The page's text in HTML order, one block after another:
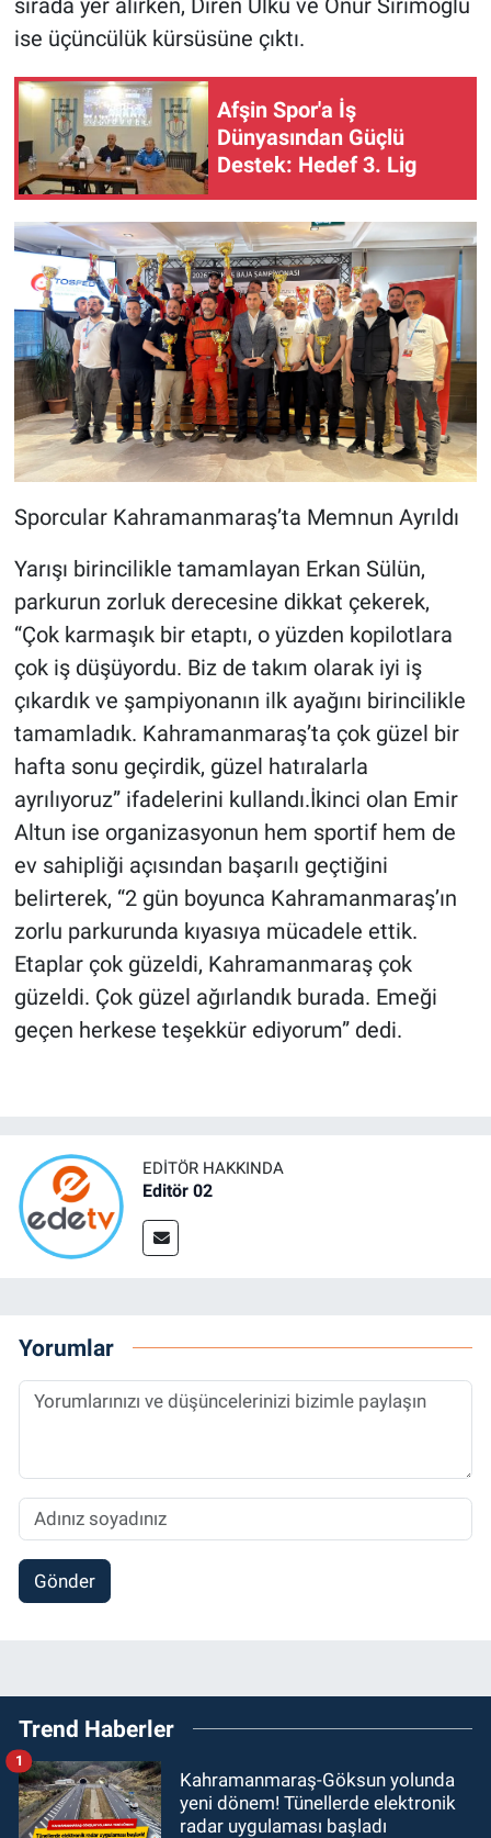
ise üçüncülük kürsüsüne çıktı.
Afşin Spor'a İş
Dünyasından Güçlü
Destek: Hedef 3. Lig
Sporcular Kahramanmaraş’ta Memnun Ayrıldı
Yarışı birincilikle tamamlayan Erkan Sülün,
parkurun zorluk derecesine dikkat çekerek,
“Çok karmaşık bir etaptı, o yüzden kopilotlara
çok iş düşüyordu. Biz de takım olarak iyi iş
çıkardık ve şampiyonanın ilk ayağını birincilikle
tamamladık. Kahramanmaraş’ta çok güzel bir
hafta sonu geçirdik, güzel hatıralarla
ayrılıyoruz” ifadelerini kullandı.İkinci olan Emir
Altun ise organizasyonun hem sportif hem de
ev sahipliği açısından başarılı geçtiğini
belirterek, “2 gün boyunca Kahramanmaraş’ın
zorlu parkurunda kıyasıya mücadele ettik.
Etaplar çok güzeldi, Kahramanmaraş çok
güzeldi. Çok güzel ağırlandık burada. Emeği
geçen herkese teşekkür ediyorum” dedi.
EDITÖR HAKKINDA
Editör 02
Yorumlar
Gönder
Trend Haberler
Kahramanmaraş-Göksun yolunda
yeni dönem! Tünellerde elektronik
radar uygulaması başladı
1